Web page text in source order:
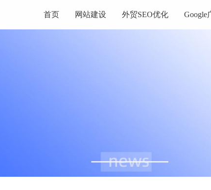
首页 网站建设 外贸SEO优化 Google